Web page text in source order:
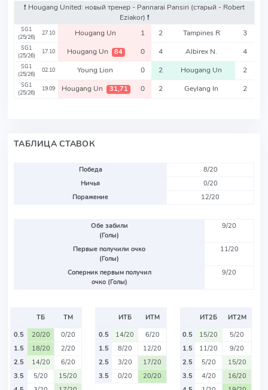
❗️ Hougang United: новый тренер - Pannarai Pansiri (старый - Robert
Eziakor) ❗️
SG1
(25/26)
27.10 Hougang Un 1 2 Tampines R 3
SG1
(25/26)
17.10 Hougang Un 84 0 4 Albirex N. 4
SG1
(25/26)
02.10 Young Lion 0 2 Hougang Un 2
SG1
(25/26)
19.09 Hougang Un 31,71 0 2 Geylang In 2
ТАБЛИЦА СТАВОК
Победа
8/20
Ничья
0/20
Поражение
12/20
Обе забили
(Голы)
9/20
Первые получили очко
(Голы)
11/20
Соперник первым получил
очко (Голы)
9/20
ТБ
ТМ
0.5
20/20
0/20
1.5
18/20
2/20
2.5
14/20
6/20
3.5
5/20
15/20
ИТБ
ИТМ
0.5
14/20
6/20
1.5
8/20
12/20
2.5
3/20
17/20
3.5
0/20 20/20
ИТ2Б
ИТ2М
0.5
15/20
5/20
1.5
11/20
9/20
2.5
5/20
15/20
3.5
4/20
16/20